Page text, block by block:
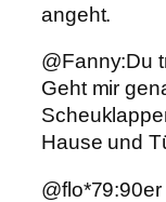
angeht.
@Fanny:Du
Geht mir
Hause und